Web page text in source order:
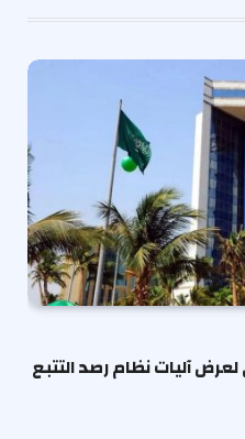
آليات نظام رصد التتبع